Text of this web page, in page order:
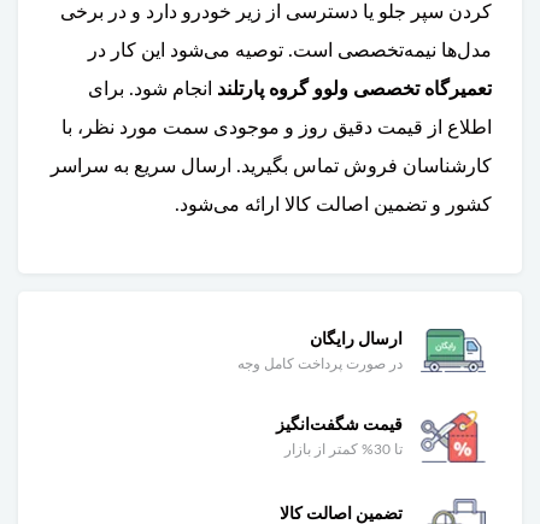
کردن سپر جلو یا دسترسی از زیر خودرو دارد و در برخی
مدل‌ها نیمه‌تخصصی است. توصیه می‌شود این کار در
تعمیرگاه تخصصی ولوو گروه پارتلند انجام شود. برای
اطلاع از قیمت دقیق روز و موجودی سمت مورد نظر، با
کارشناسان فروش تماس بگیرید. ارسال سریع به سراسر
کشور و تضمین اصالت کالا ارائه می‌شود.
ارسال رایگان
در صورت پرداخت کامل وجه
قیمت شگفت‌انگیز
تا 30% کمتر از بازار
تضمین اصالت کالا